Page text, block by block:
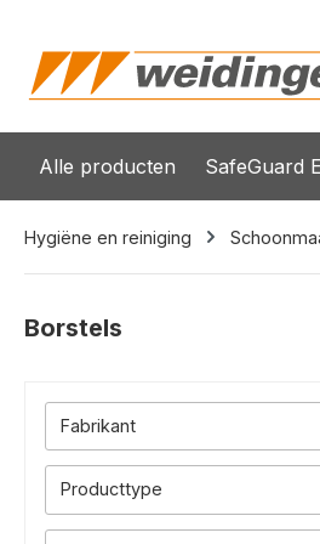
Alle producten SafeGuard
Hygiëne en reiniging
Borstels
Fabrikant
Producttype